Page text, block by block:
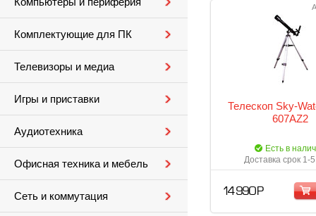
Комплектующие для ПК
Телевизоры и медиа
Игры и приставки
Аудиотехника
Офисная техника и мебель
Сеть и коммутация
Телескоп Sky-
607AZ2
Есть в
Доставка срок 1-
14 990 Р